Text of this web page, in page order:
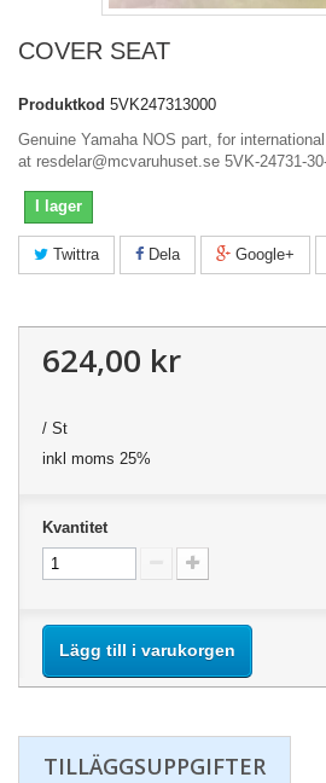
COVER SEAT
Produktkod 5VK247313000
Genuine Yamaha NOS part, for
at resdelar@mcvaruhuset.se 5VK-24731-
I lager
Twittra Dela Google+
624,00 kr
/ St
inkl moms 25%
Kvantitet
Lägg till i varukorgen
TILLÄGGSUPPGIFTER